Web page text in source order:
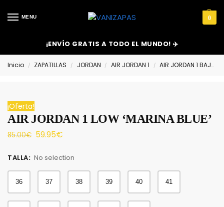
MENU 0
¡ENVÍO GRATIS A TODO EL MUNDO! ✈️
Inicio / ZAPATILLAS / JORDAN / AIR JORDAN 1 / AIR JORDAN 1 BAJAS
¡Oferta!
AIR JORDAN 1 LOW ‘MARINA BLUE’
85.00€ 59.95€
TALLA: No selection
36 37 38 39 40 41